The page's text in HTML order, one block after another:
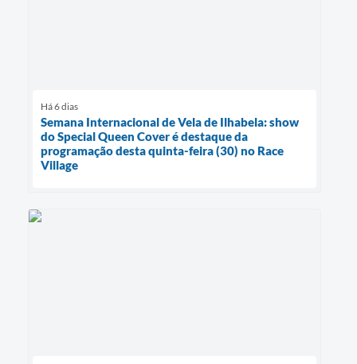
Há 6 dias
Semana Internacional de Vela de Ilhabela: show
do Special Queen Cover é destaque da
programação desta quinta-feira (30) no Race
Village